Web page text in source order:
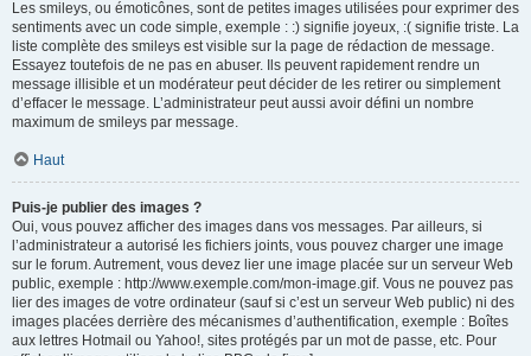
Les smileys, ou émoticônes, sont de petites images utilisées pour exprimer des
sentiments avec un code simple, exemple : :) signifie joyeux, :( signifie triste. La
liste complète des smileys est visible sur la page de rédaction de message.
Essayez toutefois de ne pas en abuser. Ils peuvent rapidement rendre un
message illisible et un modérateur peut décider de les retirer ou simplement
d’effacer le message. L’administrateur peut aussi avoir défini un nombre
maximum de smileys par message.
Haut
Puis-je publier des images ?
Oui, vous pouvez afficher des images dans vos messages. Par ailleurs, si
l’administrateur a autorisé les fichiers joints, vous pouvez charger une image
sur le forum. Autrement, vous devez lier une image placée sur un serveur Web
public, exemple : http://www.exemple.com/mon-image.gif. Vous ne pouvez pas
lier des images de votre ordinateur (sauf si c’est un serveur Web public) ni des
images placées derrière des mécanismes d’authentification, exemple : Boîtes
aux lettres Hotmail ou Yahoo!, sites protégés par un mot de passe, etc. Pour